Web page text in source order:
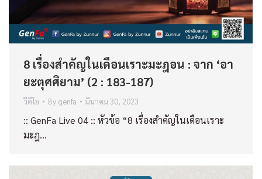
8 เรื่องสำคัญในเดือนเราะมะฎอน : จาก ‘อา
ยะตุศศิยาม’ (2 : 183-187)
วีดีโอ By genfa มีนาคม 30, 2023
:: GenFa Live 04 :: หัวข้อ “8 เรื่องสำคัญในเดือนเราะ
มะฎ…